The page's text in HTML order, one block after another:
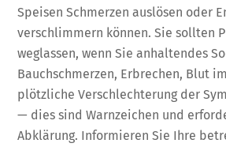
Speisen Schmerzen auslösen oder
verschlimmern können. Sie sollten
weglassen, wenn Sie anhaltendes
Bauchschmerzen, Erbrechen, Blut
plötzliche Verschlechterung der
— dies sind Warnzeichen und
Abklärung. Informieren Sie Ihre